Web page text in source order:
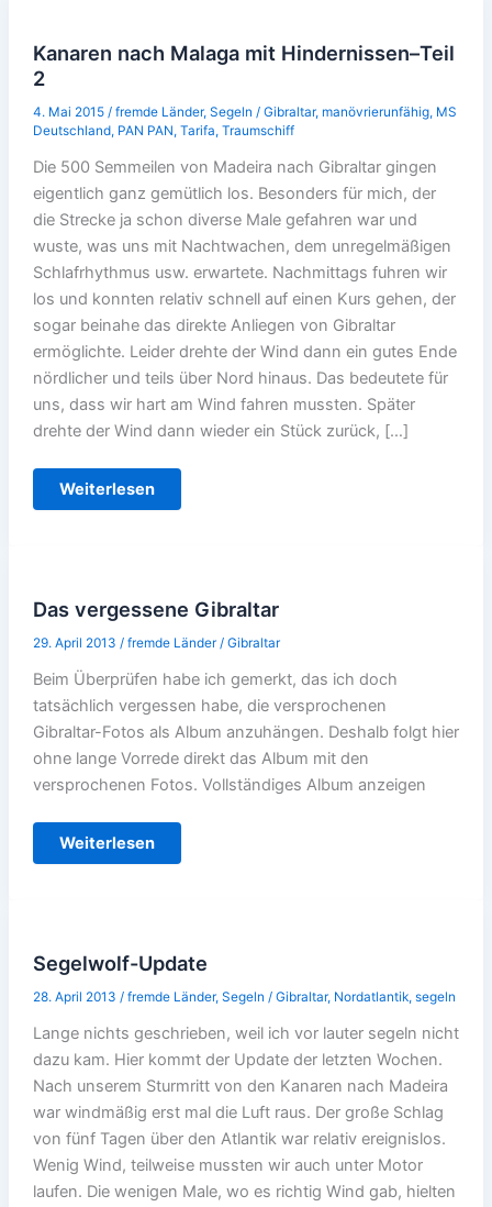
Kanaren nach Malaga mit Hindernissen–Teil
2
4. Mai 2015 / fremde Länder, Segeln / Gibraltar, manövrierunfähig, MS
Deutschland, PAN PAN, Tarifa, Traumschiff
Die 500 Semmeilen von Madeira nach Gibraltar gingen
eigentlich ganz gemütlich los. Besonders für mich, der
die Strecke ja schon diverse Male gefahren war und
wuste, was uns mit Nachtwachen, dem unregelmäßigen
Schlafrhythmus usw. erwartete. Nachmittags fuhren wir
los und konnten relativ schnell auf einen Kurs gehen, der
sogar beinahe das direkte Anliegen von Gibraltar
ermöglichte. Leider drehte der Wind dann ein gutes Ende
nördlicher und teils über Nord hinaus. Das bedeutete für
uns, dass wir hart am Wind fahren mussten. Später
drehte der Wind dann wieder ein Stück zurück, […]
Kanaren
Weiterlesen
Das vergessene Gibraltar
29. April 2013 / fremde Länder/ Gibraltar
Beim Überprüfen habe ich gemerkt, das ich doch
tatsächlich vergessen habe, die versprochenen
Gibraltar-Fotos als Album anzuhängen. Deshalb folgt hier
ohne lange Vorrede direkt das Album mit den
versprochenen Fotos. Vollständiges Album anzeigen
Das
Weiterlesen
Segelwolf-Update
28. April 2013 / fremde Länder, Segeln / Gibraltar, Nordatlantik, segeln
Lange nichts geschrieben, weil ich vor lauter segeln nicht
dazu kam. Hier kommt der Update der letzten Wochen.
Nach unserem Sturmritt von den Kanaren nach Madeira
war windmäßig erst mal die Luft raus. Der große Schlag
von fünf Tagen über den Atlantik war relativ ereignislos.
Wenig Wind, teilweise mussten wir auch unter Motor
laufen. Die wenigen Male, wo es richtig Wind gab, hielten